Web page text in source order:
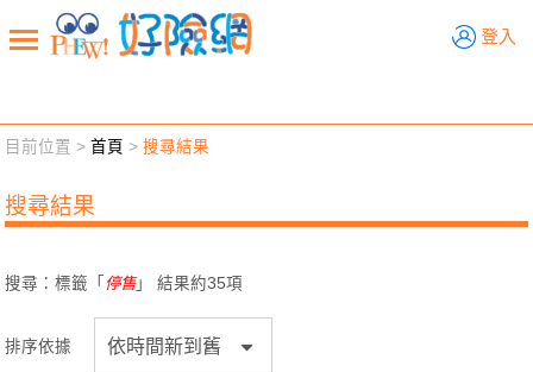
登入
新聞觀點 業務交流
退休先準備 好險學堂 輔銷工具 活動專區
目前位置 >首頁 >搜尋結果
搜尋結果
搜尋：標籤「 停售」 結果約35項
排序依據